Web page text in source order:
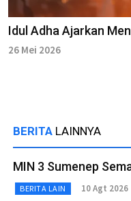
Idul Adha Ajarkan
26 Mei 2026
BERITA LAINNYA
MIN 3 Sumenep
BERITA LAIN 10 Agt 2026